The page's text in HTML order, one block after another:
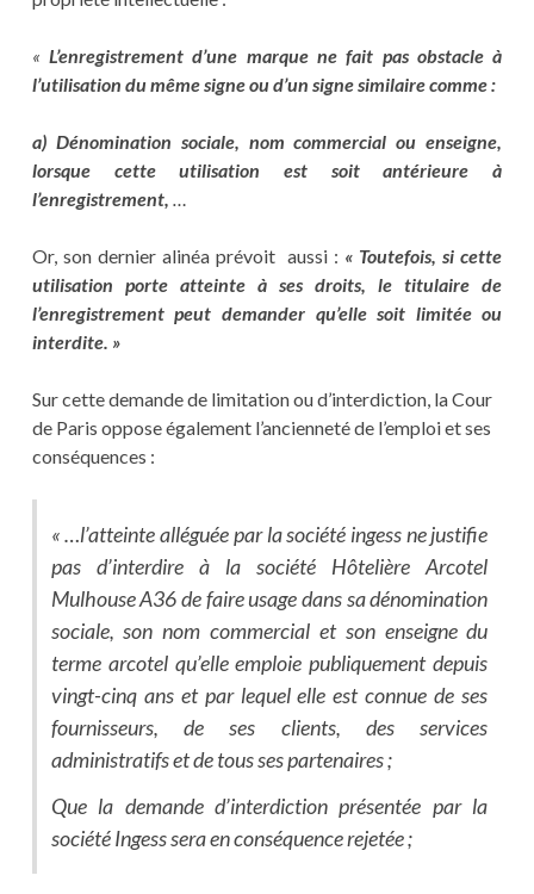
«L’enregistrement d’une marque ne fait pas obstacle à
l’utilisation du même signe ou d’un signe similaire comme :
a) Dénomination sociale, nom commercial ou enseigne,
lorsque cette utilisation est soit antérieure à
l’enregistrement, …
Or, son dernier alinéa prévoit aussi : « Toutefois, si cette
utilisation porte atteinte à ses droits, le titulaire de
l’enregistrement peut demander qu’elle soit limitée ou
interdite. »
Sur cette demande de limitation ou d’interdiction, la Cour
de Paris oppose également l’ancienneté de l’emploi et ses
conséquences :
« …l’atteinte alléguée par la société ingess ne justifie
pas d’interdire à la société Hôtelière Arcotel
Mulhouse A36 de faire usage dans sa dénomination
sociale, son nom commercial et son enseigne du
terme arcotel qu’elle emploie publiquement depuis
vingt-cinq ans et par lequel elle est connue de ses
fournisseurs, de ses clients, des services
administratifs et de tous ses partenaires ;
Que la demande d’interdiction présentée par la
société Ingess sera en conséquence rejetée ;